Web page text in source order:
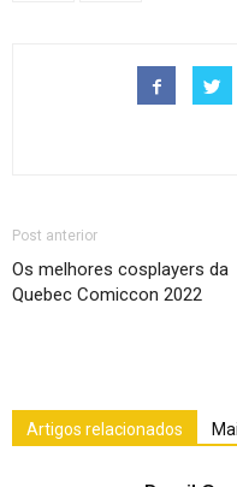
Post anterior
Os melhores cosplayers da
Quebec Comiccon 2022
Artigos relacionados